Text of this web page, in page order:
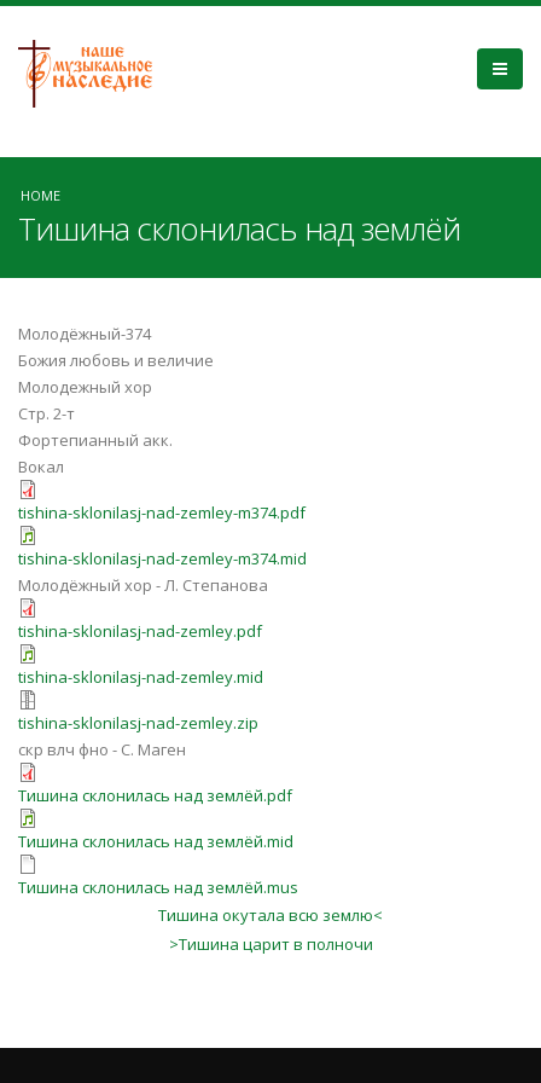
HOME
Тишина склонилась над землёй
Молодёжный-374
Божия любовь и величие
Молодежный хор
Стр. 2-т
Фортепианный акк.
Вокал
tishina-sklonilasj-nad-zemley-m374.pdf
tishina-sklonilasj-nad-zemley-m374.mid
Молодёжный хор - Л. Степанова
tishina-sklonilasj-nad-zemley.pdf
tishina-sklonilasj-nad-zemley.mid
tishina-sklonilasj-nad-zemley.zip
скр влч фно - С. Маген
Тишина склонилась над землёй.pdf
Тишина склонилась над землёй.mid
Тишина склонилась над землёй.mus
Тишина окутала всю землю<
>Тишина царит в полночи